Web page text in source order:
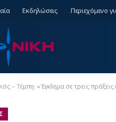
Εκδηλώσεις Περιεχόμενο
– Τέμπη: «Έγκλημα σε τρεις